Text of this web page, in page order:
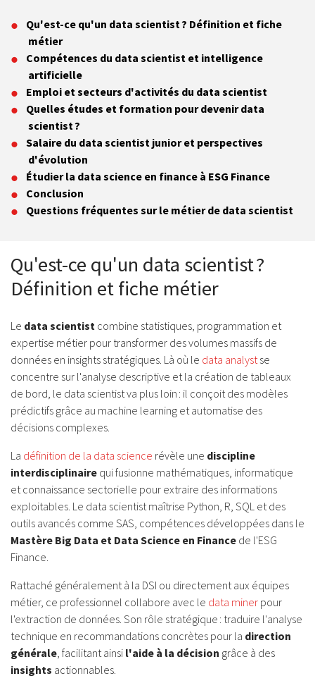
Qu'est-ce qu'un data scientist ? Définition et fiche
métier
Compétences du data scientist et intelligence
artificielle
Emploi et secteurs d'activités du data scientist
Quelles études et formation pour devenir data
scientist ?
Salaire du data scientist junior et perspectives
d'évolution
Étudier la data science en finance à ESG Finance
Conclusion
Questions fréquentes sur le métier de data scientist
Qu'est-ce qu'un data scientist ?
Définition et fiche métier
Le data scientist combine statistiques, programmation et
expertise métier pour transformer des volumes massifs de
données en insights stratégiques. Là où le data analystse
concentre sur l'analyse descriptive et la création de tableaux
de bord, le data scientist va plus loin : il conçoit des modèles
prédictifs grâce au machine learning et automatise des
décisions complexes.
La définition de la data science révèle une discipline
interdisciplinaire qui fusionne mathématiques, informatique
et connaissance sectorielle pour extraire des informations
exploitables. Le data scientist maîtrise Python, R, SQL et des
outils avancés comme SAS, compétences développées dans le
Mastère Big Data et Data Science en Finance de l'ESG
Finance.
Rattaché généralement à la DSI ou directement aux équipes
métier, ce professionnel collabore avec le data miner pour
l'extraction de données. Son rôle stratégique : traduire l'analyse
technique en recommandations concrètes pour la direction
générale, facilitant ainsi l'aide à la décision grâce à des
insights actionnables.